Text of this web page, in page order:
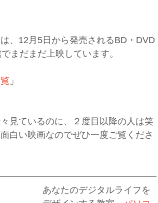
、12月5日から発売されるBD・DVD
まだまだ上映しています。
」
見ているのに、２度目以降の人は笑
白い映画なのでぜひ一度ご覧くださ
あなたのデジタルライフを